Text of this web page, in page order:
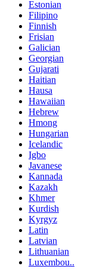
Estonian
Filipino
Finnish
Frisian
Galician
Georgian
Gujarati
Haitian
Hausa
Hawaiian
Hebrew
Hmong
Hungarian
Icelandic
Igbo
Javanese
Kannada
Kazakh
Khmer
Kurdish
Kyrgyz
Latin
Latvian
Lithuanian
Luxembou..